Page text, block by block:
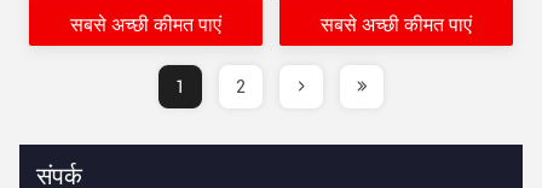
सबसे अच्छी कीमत पाएं सबसे अच्छी कीमत पाएं
1 2
संपर्क